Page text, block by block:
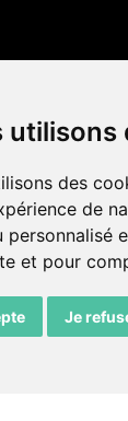
utilisons
des
de
personnalisé
et pour
Je